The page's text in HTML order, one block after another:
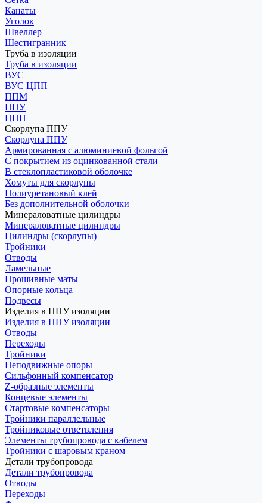
Канаты
Уголок
Швеллер
Шестигранник
Труба в изоляции
Труба в изоляции
ВУС
ВУС ЦПП
ППМ
ППУ
ЦПП
Скорлупа ППУ
Скорлупа ППУ
Армированная с алюминиевой фольгой
С покрытием из оцинкованной стали
В стеклопластиковой оболочке
Хомуты для скорлупы
Полиуретановый клей
Без дополнительной оболочки
Минераловатные цилиндры
Минераловатные цилиндры
Цилиндры (скорлупы)
Тройники
Отводы
Ламельные
Прошивные маты
Опорные кольца
Подвесы
Изделия в ППУ изоляции
Изделия в ППУ изоляции
Отводы
Переходы
Тройники
Неподвижные опоры
Cильфонный компенсатор
Z-образные элементы
Концевые элементы
Стартовые компенсаторы
Тройники параллельные
Тройниковые ответвления
Элементы трубопровода с кабелем
Тройники с шаровым краном
Детали трубопровода
Детали трубопровода
Отводы
Переходы